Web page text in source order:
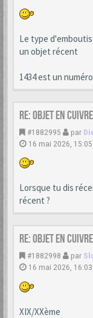
Le type
un objet récent
1434 est un
Re: Objet en
#1882995 par
16 mai 2026, 15:05
Lorsque tu dis
récent ?
Re: Objet en
#1882998 par
16 mai 2026, 16:03
XIX/XXème